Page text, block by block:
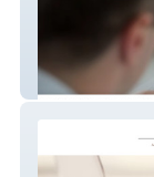
Amg Patrimoine